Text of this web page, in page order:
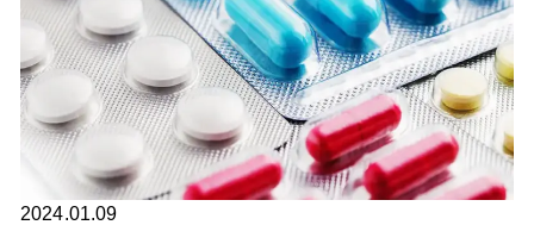
2024.01.09